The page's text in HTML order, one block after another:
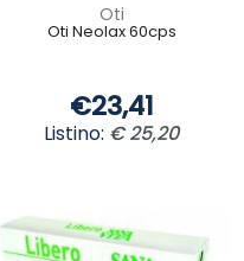
Oti
Oti Neolax 60cps
€23,41
Listino: € 25,20